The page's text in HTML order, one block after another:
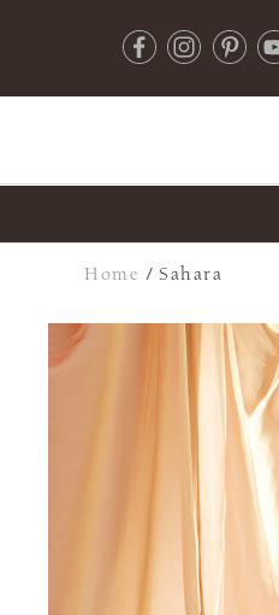
Home /Sahara